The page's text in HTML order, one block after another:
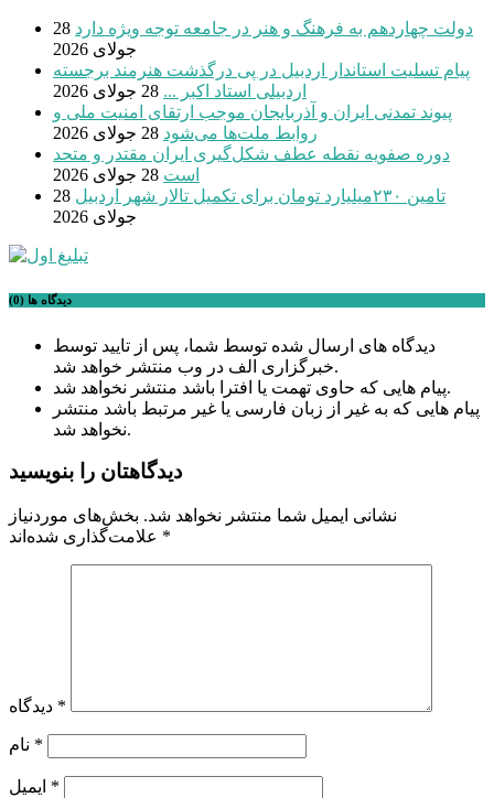
دولت چهاردهم به فرهنگ و هنر در جامعه توجه ویژه دارد 28
جولای 2026
پیام تسلیت استاندار اردبیل در پی درگذشت هنرمند برجسته
اردبیلی استاد اکبر ... 28 جولای 2026
پیوند تمدنی ایران و آذربایجان موجب ارتقای امنیت ملی و
روابط ملت‌ها می‌شود 28 جولای 2026
دوره صفویه نقطه عطف شکل‌گیری ایران مقتدر و متحد
است 28 جولای 2026
تامین ۲۳۰میلیارد تومان برای تکمیل تالار شهر اردبیل
28
جولای 2026
دیدگاه ها (0)
دیدگاه های ارسال شده توسط شما، پس از تایید توسط
خبرگزاری الف در وب منتشر خواهد شد.
پیام هایی که حاوی تهمت یا افترا باشد منتشر نخواهد شد.
پیام هایی که به غیر از زبان فارسی یا غیر مرتبط باشد منتشر
نخواهد شد.
دیدگاهتان را بنویسید
نشانی ایمیل شما منتشر نخواهد شد. بخش‌های موردنیاز
*
*
*
*